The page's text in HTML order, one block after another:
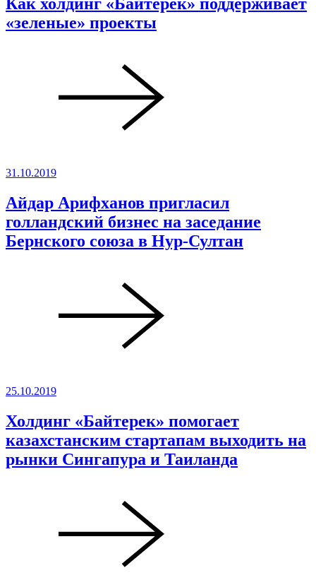
Как холдинг «Байтерек» поддерживает
«зеленые» проекты
31.10.2019
Айдар Арифханов пригласил
голландский бизнес на заседание
Бернского союза в Нур-Султан
25.10.2019
Холдинг «Байтерек» помогает
казахстанским стартапам выходить на
рынки Сингапура и Таиланда